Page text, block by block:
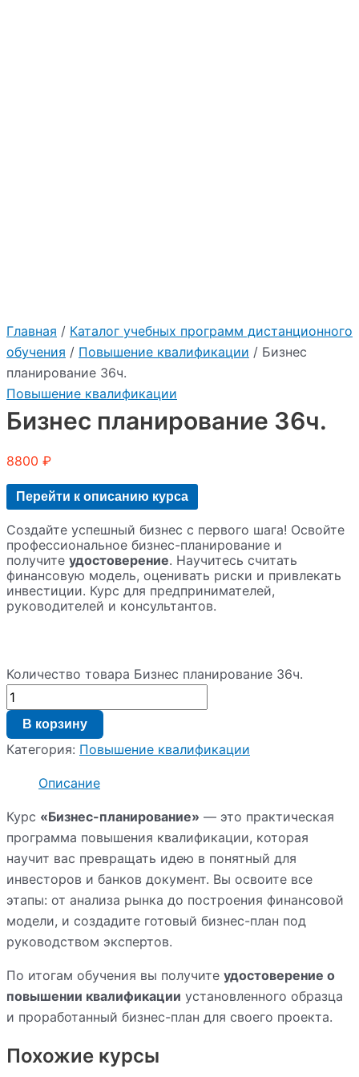
Главная / Каталог учебных программ дистанционного
обучения / Повышение квалификации / Бизнес
планирование 36ч.
Повышение квалификации
Бизнес планирование 36ч.
8800 ₽
Перейти к описанию курса
Создайте успешный бизнес с первого шага! Освойте
профессиональное бизнес-планирование и
получите удостоверение. Научитесь считать
финансовую модель, оценивать риски и привлекать
инвестиции. Курс для предпринимателей,
руководителей и консультантов.
Количество товара Бизнес планирование 36ч.
В корзину
Категория: Повышение квалификации
Описание
Курс «Бизнес-планирование» — это практическая
программа повышения квалификации, которая
научит вас превращать идею в понятный для
инвесторов и банков документ. Вы освоите все
этапы: от анализа рынка до построения финансовой
модели, и создадите готовый бизнес-план под
руководством экспертов.
По итогам обучения вы получите удостоверение о
повышении квалификации установленного образца
и проработанный бизнес-план для своего проекта.
Похожие курсы